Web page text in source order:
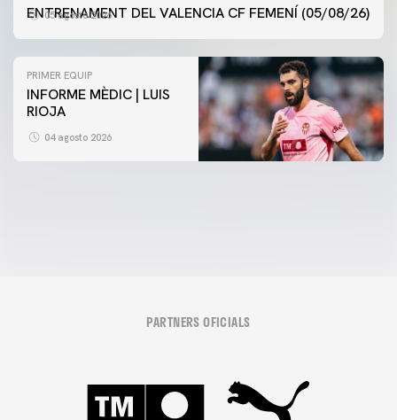
ENTRENAMENT DEL VALENCIA CF FEMENÍ (05/08/26)
05 agosto 2026
PRIMER EQUIP
INFORME MÈDIC | LUIS
RIOJA
04 agosto 2026
VCF FEMENÍ
ENTRENAMENT DEL VALENCIA CF FEMENÍ (04/08/26)
PRIMER EQUIP
ENTRENAMENT DEL VALENCIA CF 4/8/2026
PARTNERS OFICIALS